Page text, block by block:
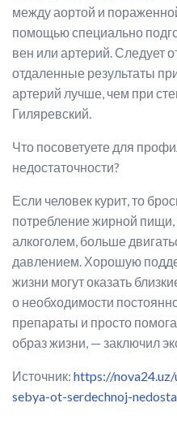
между аортой и
помощью специально
вен или артерий. Следует
отдаленные результаты
артерий лучше, чем при
Гиляревский.
Что посоветуете для
недостаточности?
Если человек курит, то
потребление жирной пищи,
алкоголем, больше
давлением. Хорошую
жизни могут оказать
о необходимости
препараты и просто
образ жизни, — заключил
Источник: https://
sebya-ot-serdechnoj-